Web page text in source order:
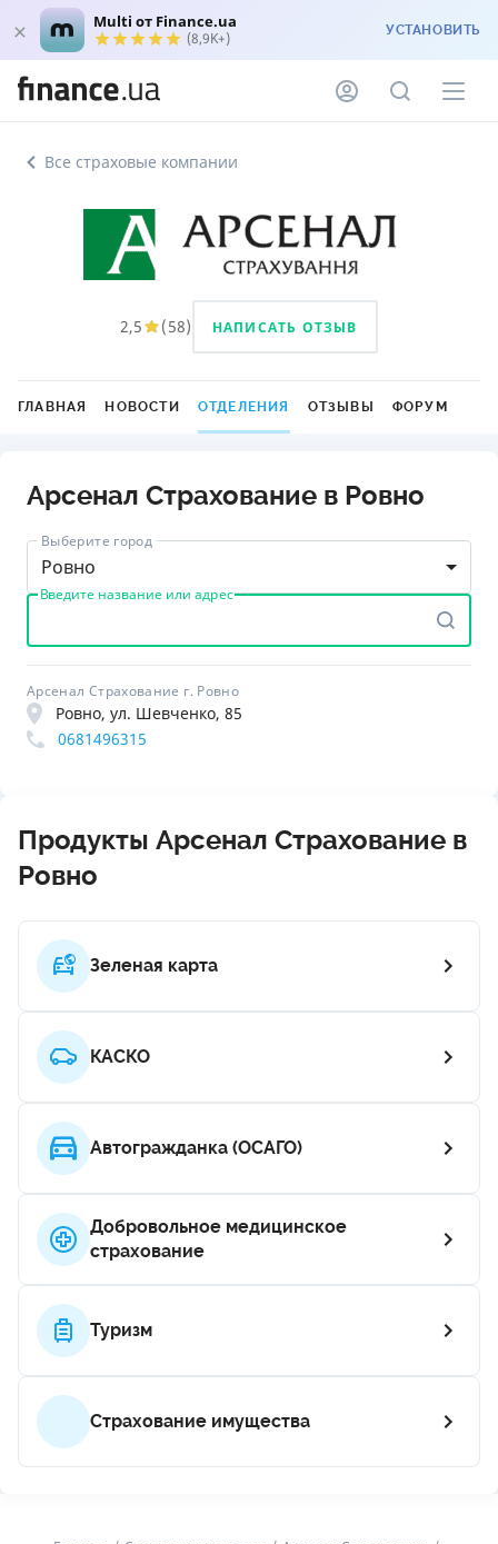
Multi от Finance.ua
(8,9K+) УСТАНОВИТЬ
Все страховые компании
2,5 (58) НАПИСАТЬ ОТЗЫВ
ГЛАВНАЯ НОВОСТИ ОТДЕЛЕНИЯ ОТЗЫВЫ ФОРУМ
Арсенал Страхование в Ровно
Выберите город
Ровно
Введите название или адрес
Арсенал Страхование г. Ровно
Ровно, ул. Шевченко, 85
0681496315
Продукты Арсенал Страхование в
Ровно
Зеленая карта
КАСКО
Автогражданка (ОСАГО)
Добровольное медицинское
страхование
Туризм
Страхование имущества